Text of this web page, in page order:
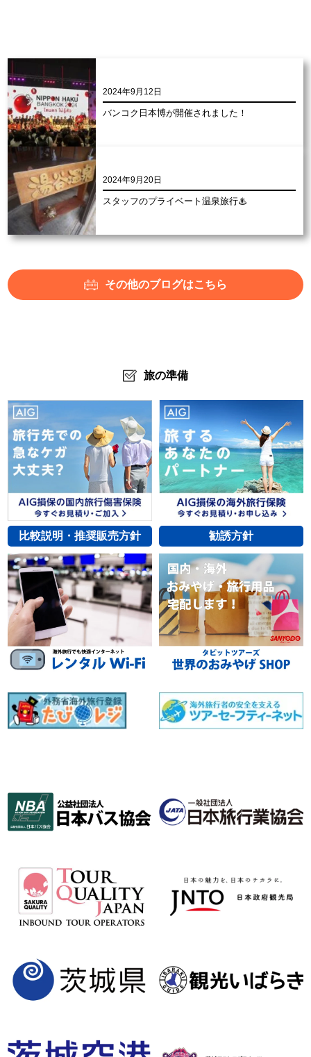
2024年9月12日
バンコク日本博が開催されました！
2024年9月20日
スタッフのプライベート温泉旅行♨
その他のブログはこちら
旅の準備
比較説明・推奨販売方針 勧誘方針